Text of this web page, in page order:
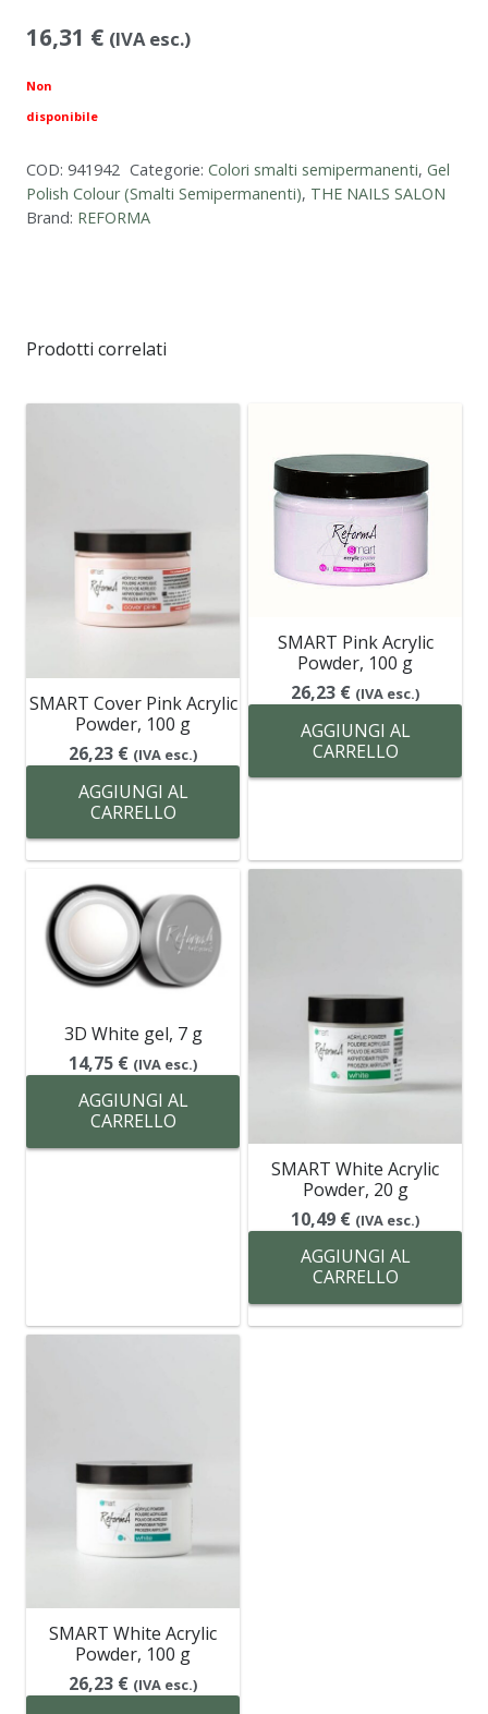
16,31 € (IVA esc.)
Non
disponibile
COD: 941942 Categorie: Colori smalti semipermanenti, Gel
Polish Colour (Smalti Semipermanenti), THE NAILS SALON
Brand: REFORMA
Prodotti correlati
SMART Cover Pink Acrylic
Powder, 100 g
26,23 € (IVA esc.)
AGGIUNGI AL
CARRELLO
SMART Pink Acrylic
Powder, 100 g
26,23 € (IVA esc.)
AGGIUNGI AL
CARRELLO
3D White gel, 7 g
14,75 € (IVA esc.)
AGGIUNGI AL
CARRELLO
SMART White Acrylic
Powder, 20 g
10,49 € (IVA esc.)
AGGIUNGI AL
CARRELLO
SMART White Acrylic
Powder, 100 g
26,23 € (IVA esc.)